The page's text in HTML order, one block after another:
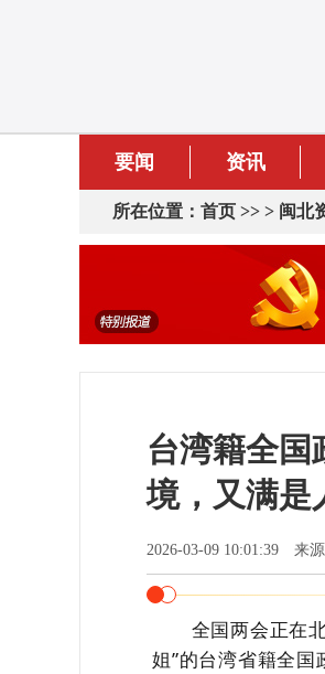
要闻 资讯
所在位置： 首页 >> > 闽北
台湾籍全国
境，又满是
2026-03-09 10:01:39 来
全国两会正在北
姐”的台湾省籍全